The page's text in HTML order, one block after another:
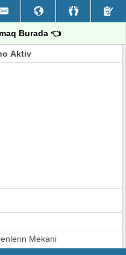
Burada 👈
Aktiv
Mekani